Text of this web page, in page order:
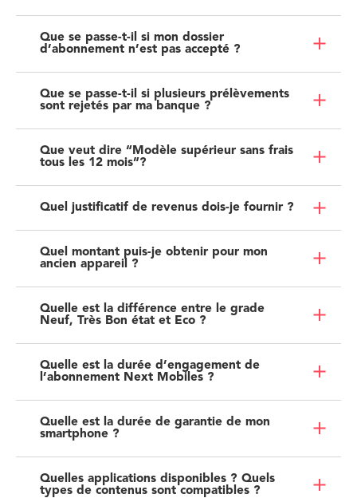
Que se passe-t-il si mon dossier
d’abonnement n’est pas accepté ?
Que se passe-t-il si plusieurs prélèvements
sont rejetés par ma banque ?
Que veut dire “Modèle supérieur sans frais
tous les 12 mois”?
Quel justificatif de revenus dois-je fournir ?
Quel montant puis-je obtenir pour mon
ancien appareil ?
Quelle est la différence entre le grade
Neuf, Très Bon état et Eco ?
Quelle est la durée d’engagement de
l’abonnement Next Mobiles ?
Quelle est la durée de garantie de mon
smartphone ?
Quelles applications disponibles ? Quels
types de contenus sont compatibles ?